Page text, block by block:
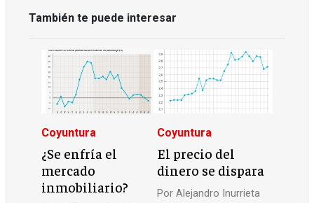
También te puede interesar
Coyuntura
¿Se enfría el
mercado
inmobiliario?
Coyuntura
El precio del
dinero se dispara
Por Alejandro Inurrieta